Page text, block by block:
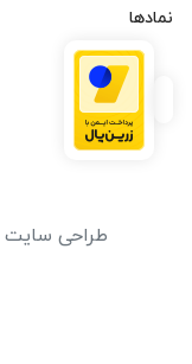
نمادها
طراحی سایت